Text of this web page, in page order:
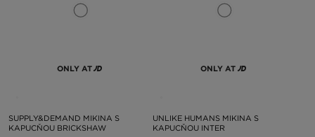
ONLY AT
SUPPLY&DEMAND MIKINA S
KAPUCŇOU BRICKSHAW
ONLY AT
UNLIKE HUMANS MIKINA S
KAPUCŇOU INTER